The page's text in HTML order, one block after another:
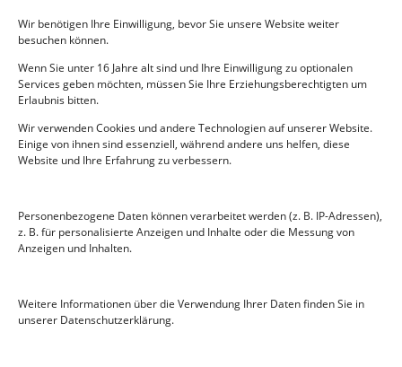
Wir benötigen Ihre Einwilligung, bevor Sie unsere Website weiter
besuchen können.
Wenn Sie unter 16 Jahre alt sind und Ihre Einwilligung zu optionalen
Services geben möchten, müssen Sie Ihre Erziehungsberechtigten um
Erlaubnis bitten.
Wir verwenden Cookies und andere Technologien auf unserer Website.
Einige von ihnen sind essenziell, während andere uns helfen, diese
Website und Ihre Erfahrung zu verbessern.
Personenbezogene Daten können verarbeitet werden (z. B. IP-Adressen),
z. B. für personalisierte Anzeigen und Inhalte oder die Messung von
Anzeigen und Inhalten.
Weitere Informationen über die Verwendung Ihrer Daten finden Sie in
unserer Datenschutzerklärung.
Widerspruchsrecht: Du kannst der Verarbeitung
dem, es sei denn es gibt berechtigte Gründe für die
Verarbeitung.
Bitte stelle sicher, dass du immer klar angibst, wer du bist,
sodass wir sicher sein können nicht die Daten der falschen
9. Eine Beschwerde übermitteln
Wenn du nicht zufrieden mit der Art und Weise bist, in der
Datenschutzbehörde zu richten.